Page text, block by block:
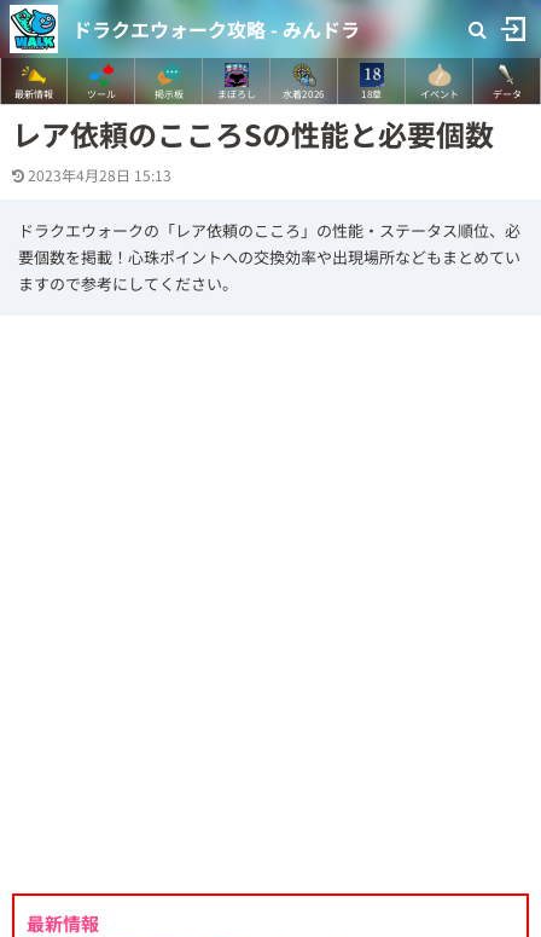
ドラクエウォーク攻略 - みんドラ
最新情報 ツール 掲示板 まぼろし 水着2026 18章 イベント データ
レア依頼のこころSの性能と必要個数
2023年4月28日 15:13
ドラクエウォークの「レア依頼のこころ」の性能・ステータス順位、必
要個数を掲載！心珠ポイントへの交換効率や出現場所などもまとめてい
ますので参考にしてください。
最新情報